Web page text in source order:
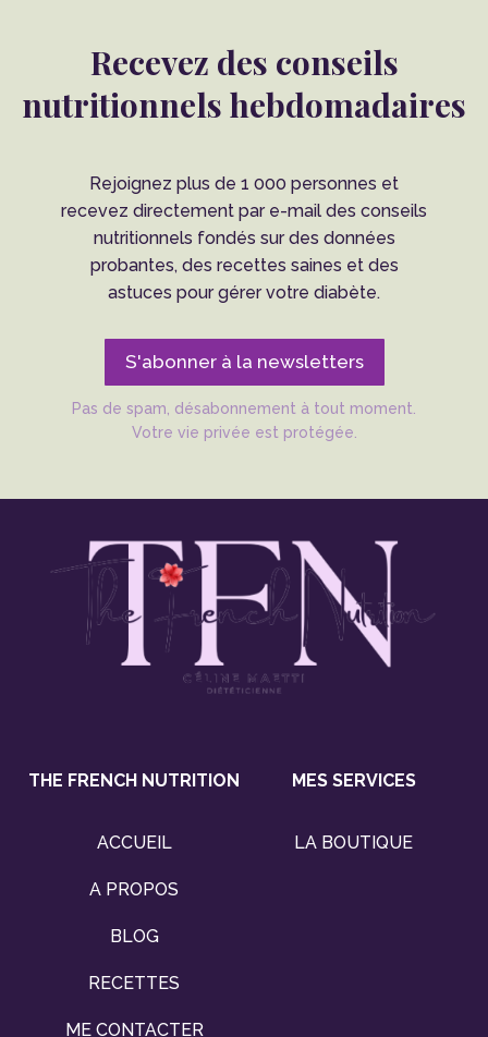
Recevez des conseils
nutritionnels hebdomadaires
Rejoignez plus de 1 000 personnes et
recevez directement par e-mail des conseils
nutritionnels fondés sur des données
probantes, des recettes saines et des
astuces pour gérer votre diabète.
S'abonner à la newsletters
Pas de spam, désabonnement à tout moment.
Votre vie privée est protégée.
THE FRENCH NUTRITION
ACCUEIL
A PROPOS
BLOG
RECETTES
ME CONTACTER
MES SERVICES
LA BOUTIQUE